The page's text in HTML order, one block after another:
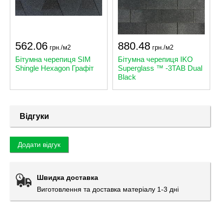
562.06 грн./м2
Бітумна черепиця SIM
Shingle Hexagon Графіт
880.48 грн./м2
Бітумна черепиця IKO
Superglass ™ -3TAB Dual
Black
Відгуки
Додати відгук
Швидка доставка
Виготовлення та доставка матеріалу 1-3 дні